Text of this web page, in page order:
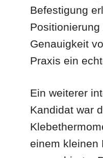
Befestigung
Genauigkeit
Praxis ein
Ein weiterer
Kandidat war
einem kleinen